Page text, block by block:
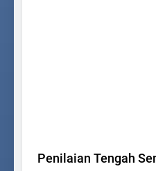
Penilaian Tengah